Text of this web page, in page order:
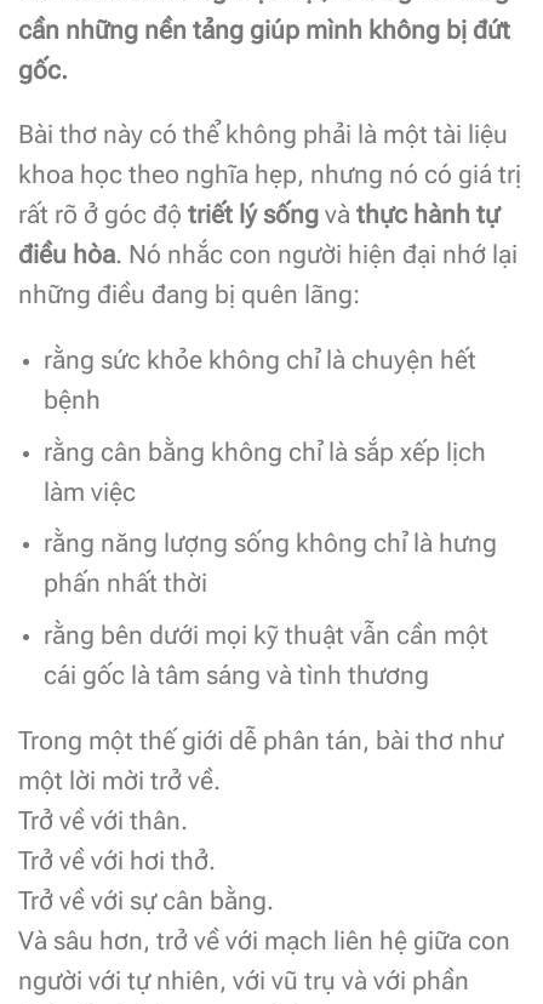
cần những nền tảng giúp mình không bị đứt
gốc.
Bài thơ này có thể không phải là một tài liệu
khoa học theo nghĩa hẹp, nhưng nó có giá trị
rất rõ ở góc độ triết lý sống và thực hành tự
điều hòa. Nó nhắc con người hiện đại nhớ lại
những điều đang bị quên lãng:
rằng sức khỏe không chỉ là chuyện hết
bệnh
rằng cân bằng không chỉ là sắp xếp lịch
làm việc
rằng năng lượng sống không chỉ là hưng
phấn nhất thời
rằng bên dưới mọi kỹ thuật vẫn cần một
cái gốc là tâm sáng và tình thương
Trong một thế giới dễ phân tán, bài thơ như
một lời mời trở về.
Trở về với thân.
Trở về với hơi thở.
Trở về với sự cân bằng.
Và sâu hơn, trở về với mạch liên hệ giữa con
người với tự nhiên, với vũ trụ và với phần